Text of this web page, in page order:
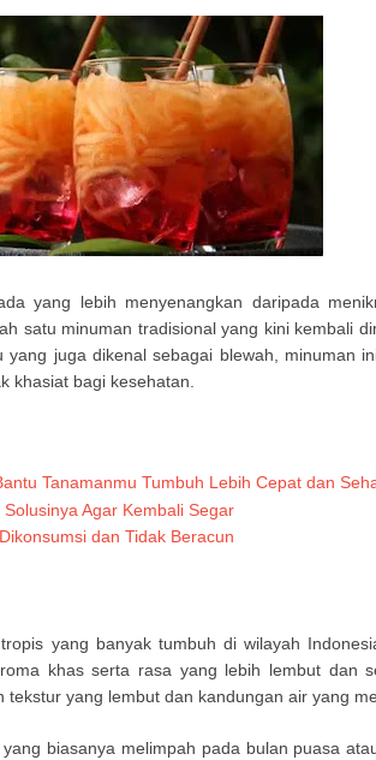
yang lebih menyenangkan daripada
satu minuman tradisional yang kini kembali
juga dikenal sebagai blewah, minuman
khasiat bagi kesehatan.
Tanamanmu Tumbuh Lebih Cepat dan
Agar Kembali Segar
dan Tidak Beracun
yang banyak tumbuh di wilayah
khas serta rasa yang lebih lembut dan
yang lembut dan kandungan air yang
biasanya melimpah pada bulan puasa